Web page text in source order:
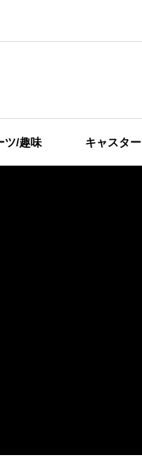
ツ/趣味 キャスター